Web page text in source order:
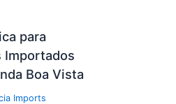
para
Importados
Boa Vista
Imports